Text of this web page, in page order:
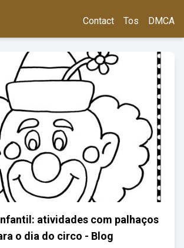
Contact Tos DMCA
atividades com palhaços
o dia do circo - Blog